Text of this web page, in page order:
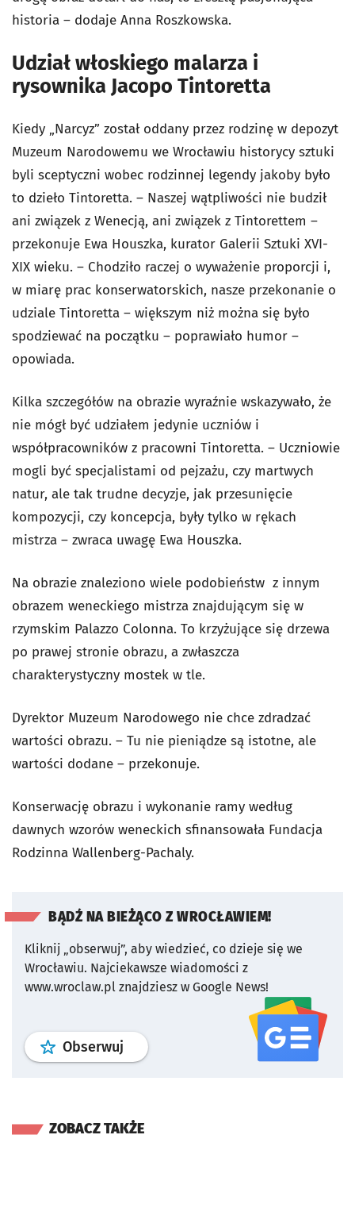
historia – dodaje Anna Roszkowska.
Udział włoskiego malarza i
rysownika Jacopo Tintoretta
Kiedy „Narcyz” został oddany przez rodzinę w depozyt
Muzeum Narodowemu we Wrocławiu historycy sztuki
byli sceptyczni wobec rodzinnej legendy jakoby było
to dzieło Tintoretta. – Naszej wątpliwości nie budził
ani związek z Wenecją, ani związek z Tintorettem –
przekonuje Ewa Houszka, kurator Galerii Sztuki XVI-
XIX wieku. – Chodziło raczej o wyważenie proporcji i,
w miarę prac konserwatorskich, nasze przekonanie o
udziale Tintoretta – większym niż można się było
spodziewać na początku – poprawiało humor –
opowiada.
Kilka szczegółów na obrazie wyraźnie wskazywało, że
nie mógł być udziałem jedynie uczniów i
współpracowników z pracowni Tintoretta. – Uczniowie
mogli być specjalistami od pejzażu, czy martwych
natur, ale tak trudne decyzje, jak przesunięcie
kompozycji, czy koncepcja, były tylko w rękach
mistrza – zwraca uwagę Ewa Houszka.
Na obrazie znaleziono wiele podobieństw z innym
obrazem weneckiego mistrza znajdującym się w
rzymskim Palazzo Colonna. To krzyżujące się drzewa
po prawej stronie obrazu, a zwłaszcza
charakterystyczny mostek w tle.
Dyrektor Muzeum Narodowego nie chce zdradzać
wartości obrazu. – Tu nie pieniądze są istotne, ale
wartości dodane – przekonuje.
Konserwację obrazu i wykonanie ramy według
dawnych wzorów weneckich sfinansowała Fundacja
Rodzinna Wallenberg-Pachaly.
BĄDŹ NA BIEŻĄCO Z WROCŁAWIEM!
Kliknij „obserwuj”, aby wiedzieć, co dzieje się we
Wrocławiu. Najciekawsze wiadomości z
www.wroclaw.pl znajdziesz w Google News!
Obserwuj profil serwisu
ZOBACZ TAKŻE